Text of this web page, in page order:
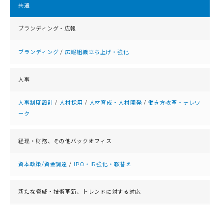
共通
ブランディング・広報
ブランディング /広報組織立ち上げ・強化
人事
人事制度設計/ 人材採用 / 人材育成・人材開発/働き方改革・テレワ
ーク
経理・財務、 その他バックオフィス
資本政策/資金調達 / IPO・IR強化・鞍替え
新たな脅威・技術革新、 トレンドに対する対応